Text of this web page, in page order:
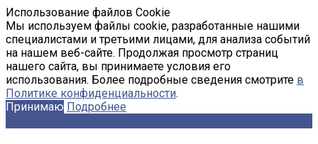
Использование файлов Cookie
Мы используем файлы cookie, разработанные нашими
специалистами и третьими лицами, для анализа событий
на нашем веб-сайте. Продолжая просмотр страниц
нашего сайта, вы принимаете условия его
использования. Более подробные сведения смотрите в
Политике конфиденциальности.
Принимаю Подробнее